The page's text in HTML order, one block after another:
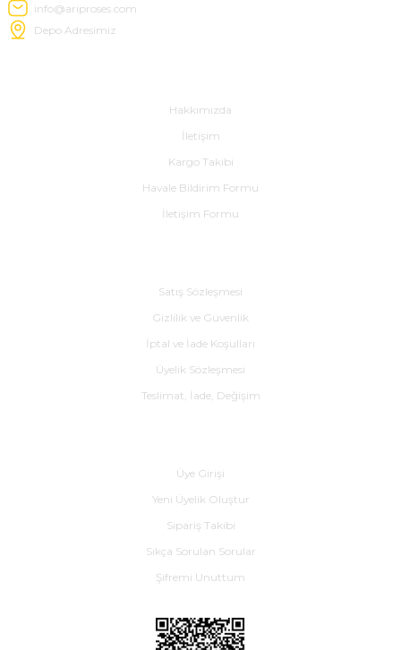
info@ariproses.com
Depo Adresimiz
Hakkımızda
İletişim
Kargo Takibi
Havale Bildirim Formu
İletişim Formu
Satış Sözleşmesi
Gizlilik ve Güvenlik
İptal ve İade Koşulları
Üyelik Sözleşmesi
Teslimat, İade, Değişim
Üye Girişi
Yeni Üyelik Oluştur
Sipariş Takibi
Sıkça Sorulan Sorular
Şifremi Unuttum